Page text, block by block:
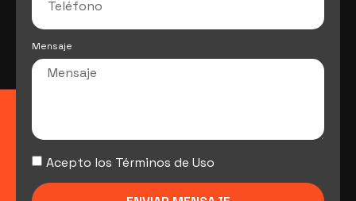
Mensaje
Acepto los Términos de Uso